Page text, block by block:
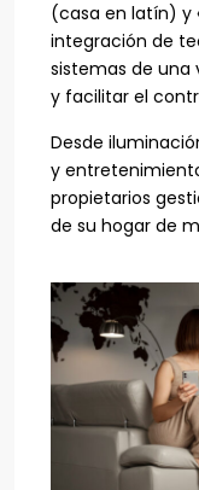
(casa en latín) y
integración de
sistemas de una
y facilitar el
Desde
y
propietarios
de su hogar de